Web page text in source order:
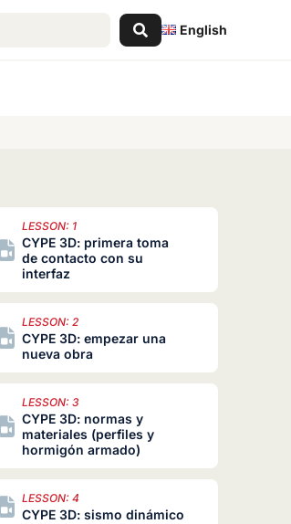
English
LESSON: 1
CYPE 3D: primera toma
de contacto con su
interfaz
LESSON: 2
CYPE 3D: empezar una
nueva obra
LESSON: 3
CYPE 3D: normas y
materiales (perfiles y
hormigón armado)
LESSON: 4
CYPE 3D: sismo dinámico